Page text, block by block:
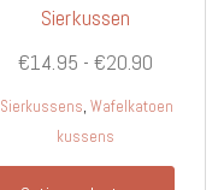
Sierkussen
€14.95 - €20.90
€20.90
Sierkussens, Wafelkatoen
kussens
Dit